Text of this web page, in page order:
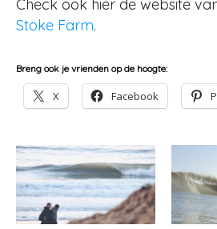
Check ook hier de website
Stoke Farm.
Breng ook je vrienden op de hoogte:
X Facebook